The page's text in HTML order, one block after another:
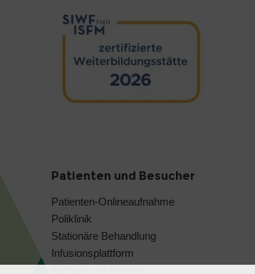
Patienten und Besucher
Patienten-Onlineaufnahme
Poliklinik
Stationäre Behandlung
Infusionsplattform